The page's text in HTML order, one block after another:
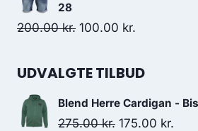
299.95 kr..
28
200.00kr. Original
was:
100.00 kr.
is:
UDVALGTE TILBUD
Blend Herre Cardigan -
275.00kr. Original
175.00 kr.